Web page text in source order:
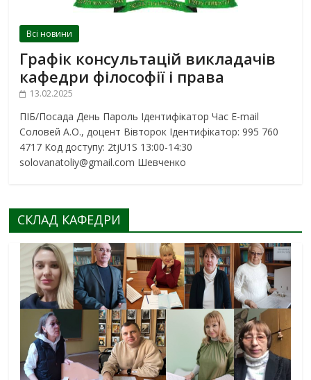
Всі новини
Графік консультацій викладачів
кафедри філософії і права
13.02.2025
ПІБ/Посада День Пароль Ідентифікатор Час E-mail
Соловей А.О., доцент Вівторок Ідентифікатор: 995 760
4717 Код доступу: 2tjU1S 13:00-14:30
solovanatoliy@gmail.com Шевченко
СКЛАД КАФЕДРИ